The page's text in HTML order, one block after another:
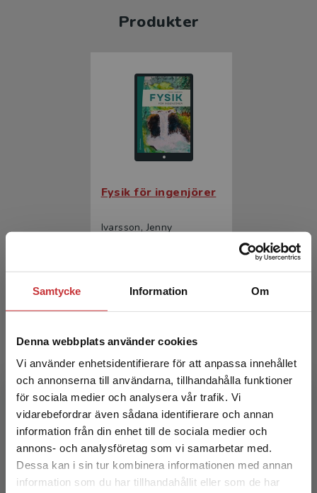
Samtycke Information Om
Denna webbplats använder cookies
Vi använder enhetsidentifierare för att anpassa innehållet
och annonserna till användarna, tillhandahålla funktioner
för sociala medier och analysera vår trafik. Vi
vidarebefordrar även sådana identifierare och annan
information från din enhet till de sociala medier och
annons- och analysföretag som vi samarbetar med.
Dessa kan i sin tur kombinera informationen med annan
information som du har tillhandahållit eller som de har
Begränsad fraktregion
Det verkar som att du besöker
Produkter
Fysik för ingenjörer
Ivarsson, Jenny
Fysik för ingenjörer
Ivarsson, Jenny
300 krinkl. moms